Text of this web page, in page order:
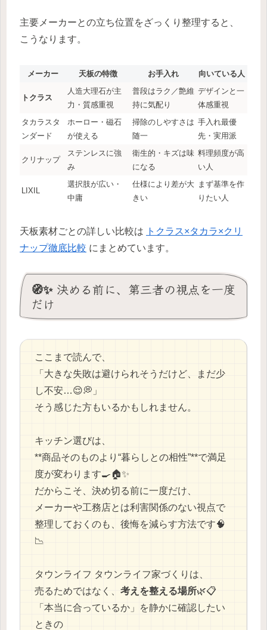
主要メーカーとの立ち位置をざっくり整理すると、
こうなります。
メーカー 天板の特徴 お手入れ 向いている人
トクラス
人造大理石が主
力・質感重視
普段はラク／艶維
持に気配り
デザインと一
体感重視
タカラスタ
ンダード
ホーロー・磁石
が使える
掃除のしやすさは
随一
手入れ最優
先・実用派
クリナップ
ステンレスに強
み
衛生的・キズは味
になる
料理頻度が高
い人
LIXIL
選択肢が広い・
中庸
仕様により差が大
きい
まず基準を作
りたい人
天板素材ごとの詳しい比較は
トクラス×タカラ×クリ
ナップ徹底比較 にまとめています。
🧭✨ 決める前に、第三者の視点を一度
だけ
ここまで読んで、
「大きな失敗は避けられそうだけど、まだ少
し不安…😌💭」
そう感じた方もいるかもしれません。
キッチン選びは、
**商品そのものより“暮らしとの相性”**で満足
度が変わります🍳🏠✨
だからこそ、決め切る前に一度だけ、
メーカーや工務店とは利害関係のない視点で
整理しておくのも、後悔を減らす方法です🧠
📉
タウンライフ タウンライフ家づくりは、
売るためではなく、 考えを整える場所🌿📋
「本当に合っているか」を静かに確認したい
ときの